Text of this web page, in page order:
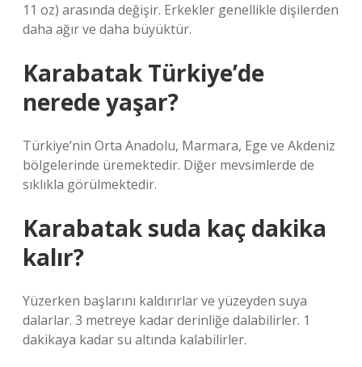
11 oz) arasında değişir. Erkekler genellikle dişilerden
daha ağır ve daha büyüktür.
Karabatak Türkiye’de
nerede yaşar?
Türkiye’nin Orta Anadolu, Marmara, Ege ve Akdeniz
bölgelerinde üremektedir. Diğer mevsimlerde de
sıklıkla görülmektedir.
Karabatak suda kaç dakika
kalır?
Yüzerken başlarını kaldırırlar ve yüzeyden suya
dalarlar. 3 metreye kadar derinliğe dalabilirler. 1
dakikaya kadar su altında kalabilirler.